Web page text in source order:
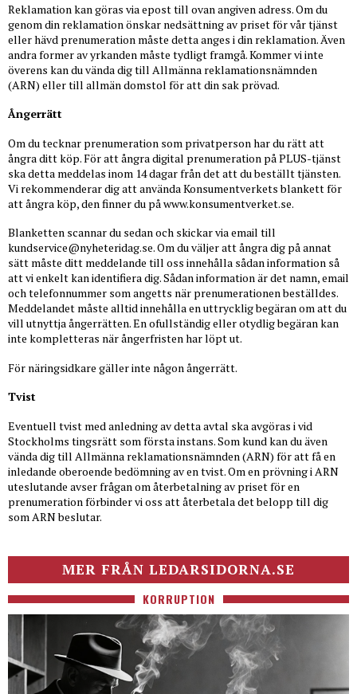
Reklamation kan göras via epost till ovan angiven adress. Om du
genom din reklamation önskar nedsättning av priset för vår tjänst
eller hävd prenumeration måste detta anges i din reklamation. Även
andra former av yrkanden måste tydligt framgå. Kommer vi inte
överens kan du vända dig till Allmänna reklamationsnämnden
(ARN) eller till allmän domstol för att din sak prövad.
Ångerrätt
Om du tecknar prenumeration som privatperson har du rätt att
ångra ditt köp. För att ångra digital prenumeration på PLUS-tjänst
ska detta meddelas inom 14 dagar från det att du beställt tjänsten.
Vi rekommenderar dig att använda Konsumentverkets blankett för
att ångra köp, den finner du på www.konsumentverket.se.
Blanketten scannar du sedan och skickar via email till
kundservice@nyheteridag.se. Om du väljer att ångra dig på annat
sätt måste ditt meddelande till oss innehålla sådan information så
att vi enkelt kan identifiera dig. Sådan information är det namn, email
och telefonnummer som angetts när prenumerationen beställdes.
Meddelandet måste alltid innehålla en uttrycklig begäran om att du
vill utnyttja ångerrätten. En ofullständig eller otydlig begäran kan
inte kompletteras när ångerfristen har löpt ut.
För näringsidkare gäller inte någon ångerrätt.
Tvist
Eventuell tvist med anledning av detta avtal ska avgöras i vid
Stockholms tingsrätt som första instans. Som kund kan du även
vända dig till Allmänna reklamationsnämnden (ARN) för att få en
inledande oberoende bedömning av en tvist. Om en prövning i ARN
uteslutande avser frågan om återbetalning av priset för en
prenumeration förbinder vi oss att återbetala det belopp till dig
som ARN beslutar.
MER FRÅN LEDARSIDORNA.SE
KORRUPTION